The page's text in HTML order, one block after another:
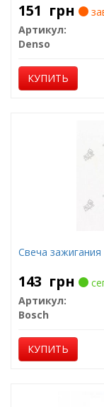
151 грн
Артикул:
Denso
КУПИТЬ
Свеча зажигания
143 грн
Артикул:
Bosch
КУПИТЬ